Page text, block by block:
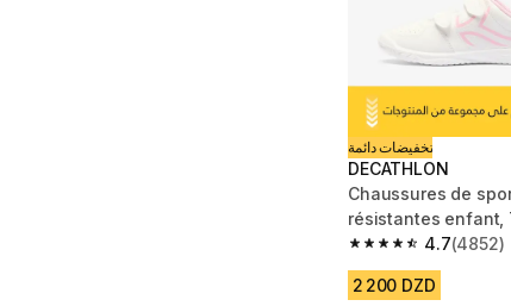
تخفيضات دائمة
DECATHLON
Chaussures de
résistantes enfant,
rose
4.7
4.7 out of 5 stars
(4852)
2 200 DZD